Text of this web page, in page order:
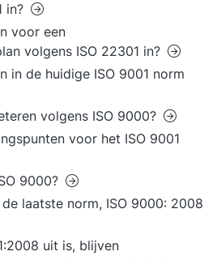
in?
voor een
volgens ISO 22301 in?
in de huidige ISO 9001 norm
volgens ISO 9000?
voor het ISO 9001
9000?
laatste norm, ISO 9000: 2008
uit is, blijven